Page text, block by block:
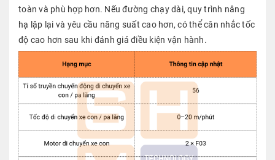
toàn và phù hợp hơn. Nếu đường chạy dài, quy trình nâng
hạ lặp lại và yêu cầu năng suất cao hơn, có thể cân nhắc tốc
độ cao hơn sau khi đánh giá điều kiện vận hành.